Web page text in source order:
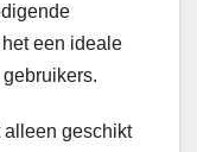
een ideale
alleen geschikt